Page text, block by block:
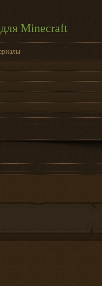
Minecraft